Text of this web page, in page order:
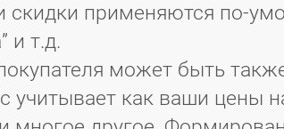
скидки применяются по-
и т.д.
может быть
учитывает как ваши цены